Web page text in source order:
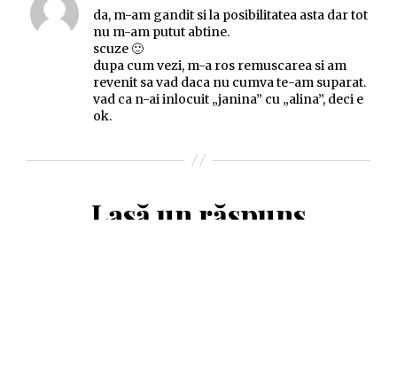
da, m-am gandit si la posibilitatea asta dar tot
nu m-am putut abtine.
scuze 🙂
dupa cum vezi, m-a ros remuscarea si am
revenit sa vad daca nu cumva te-am suparat.
vad ca n-ai inlocuit „janina” cu „alina”, deci e
ok.
Lasă un răspuns